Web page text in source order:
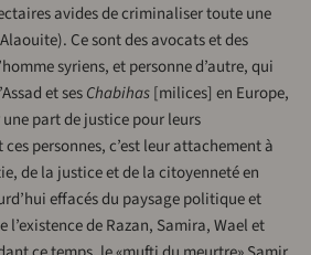
avides de criminaliser toute une
Ce sont des avocats et des
syriens, et personne d’autre, qui
et sesChabihas[milices] en Europe,
part de justice pour leurs
personnes, c’est leur attachement à
de la justice et de la citoyenneté en
effacés du paysage politique et
de Razan, Samira, Wael et